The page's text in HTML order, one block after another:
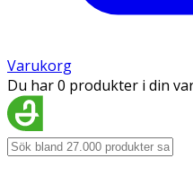
Varukorg
Du har 0 produkter i din